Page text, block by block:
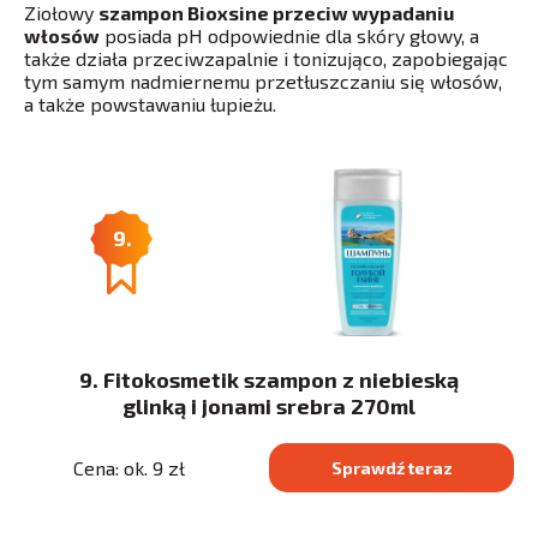
Ziołowy szampon Bioxsine przeciw wypadaniu
włosów posiada pH odpowiednie dla skóry głowy, a
także działa przeciwzapalnie i tonizująco, zapobiegając
tym samym nadmiernemu przetłuszczaniu się włosów,
a także powstawaniu łupieżu.
9.
9. Fitokosmetik szampon z niebieską
glinką i jonami srebra 270ml
Cena: ok. 9 zł Sprawdź teraz